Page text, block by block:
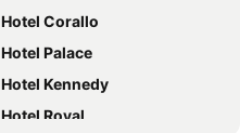
Hotel Corallo
Hotel Palace
Hotel Kennedy
Hotel Royal